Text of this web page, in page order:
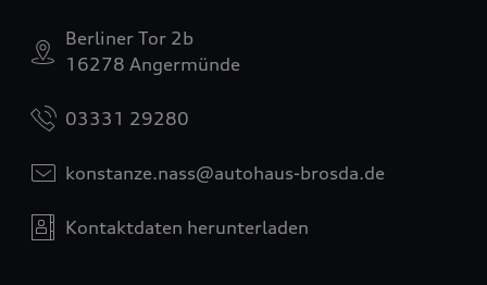
Berliner Tor 2b
16278 Angermünde
03331 29280
konstanze.nass@autohaus-brosda.de
Kontaktdaten herunterladen